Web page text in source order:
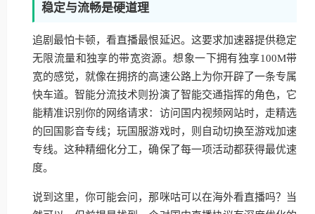
稳定与流畅是硬道理
追剧最怕卡顿，看直播最恨延迟。这要求加速器提供稳定
无限流量和独享的带宽资源。想象一下拥有独享100M带
宽的感觉，就像在拥挤的高速公路上为你开辟了一条专属
快车道。智能分流技术则扮演了智能交通指挥的角色，它
能精准识别你的网络请求：访问国内视频网站时，走精选
的回国影音专线；玩国服游戏时，则自动切换至游戏加速
专线。这种精细化分工，确保了每一项活动都获得最优速
度。
说到这里，你可能会问，那咪咕可以在海外看直播吗？当